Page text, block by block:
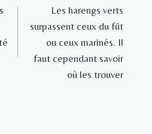
Les harengs verts
surpassent ceux du fût
ou ceux marinés. Il
faut cependant savoir
où les trouver